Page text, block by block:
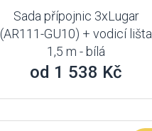
Sada přípojnic 3xLugar
(AR111-GU10) + vodicí lišta
1,5 m - bílá
od 1 538 Kč